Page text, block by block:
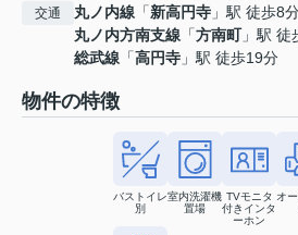
交通 丸ノ内線 「新高円寺 」駅 徒歩8
丸ノ内方南支線 「方南町」駅 徒
総武線 「高円寺 」駅 徒歩19分
物件の特徴
バストイレ
別
室内洗濯機
置場
TVモニタ
付きインタ
ーホン
オ